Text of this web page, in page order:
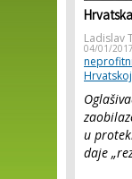
Ladislav
04/01/2017
Hrvatskoj
u
daje